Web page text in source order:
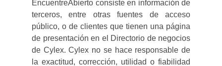
EncuentreAbierto consiste en información de
terceros, entre otras fuentes de acceso
público, o de clientes que tienen una página
de presentación en el Directorio de negocios
de Cylex. Cylex no se hace responsable de
la exactitud, corrección, utilidad o fiabilidad